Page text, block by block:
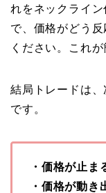
れをネックライ
で、価格がどう
ください。これ
結局トレードは
です。
・価格が止ま
・価格が動き